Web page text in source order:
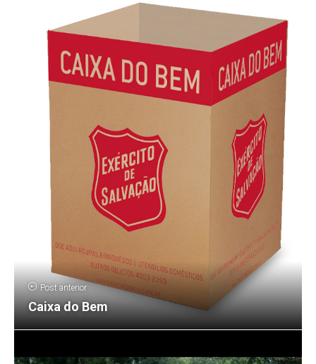
Post anterior
Caixa do Bem